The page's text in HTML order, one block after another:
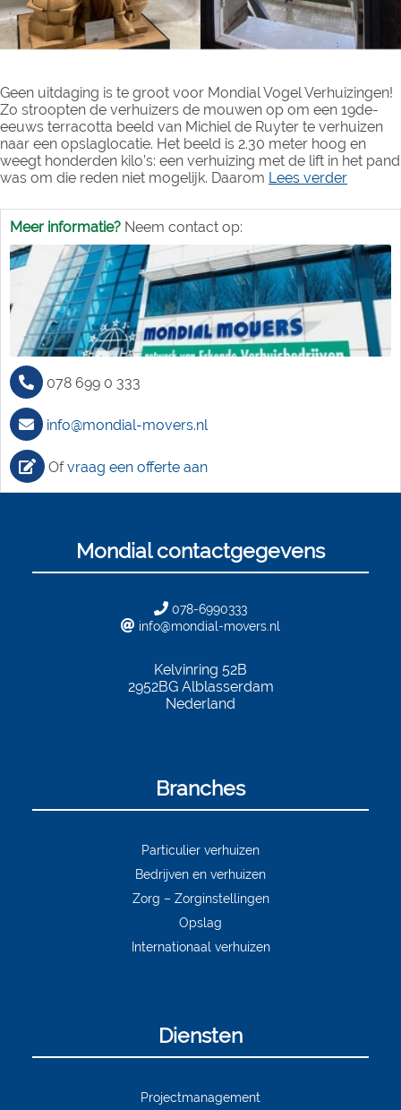
Geen uitdaging is te groot voor Mondial Vogel Verhuizingen!
Zo stroopten de verhuizers de mouwen op om een 19de-
eeuws terracotta beeld van Michiel de Ruyter te verhuizen
naar een opslaglocatie. Het beeld is 2.30 meter hoog en
weegt honderden kilo’s: een verhuizing met de lift in het pand
was om die reden niet mogelijk. Daarom Lees verder
Meer informatie? Neem contact op:
078 699 0 333
info@mondial-movers.nl
Ofvraag een offerte aan
Mondial contactgegevens
078-6990333
info@mondial-movers.nl
Kelvinring 52B
2952BGAlblasserdam
Nederland
Branches
Particulier verhuizen
Bedrijven en verhuizen
Zorg – Zorginstellingen
Opslag
Internationaal verhuizen
Diensten
Projectmanagement